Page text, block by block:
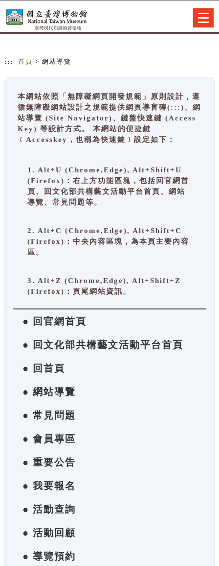
::: 首頁 > 網站導覽
本網站依照「無障礙網頁開發規範」原則設計，遵
循無障礙網站設計之規範提供網頁導盲磚(:::)、網
站導覽 (Site Navigator)、鍵盤快速鍵 (Access
Key) 等設計方式。 本網站的便捷鍵
﹝Accesskey，也稱為快速鍵﹞設定如下：
1. Alt+U (Chrome,Edge), Alt+Shift+U
(Firefox)：右上方功能區塊，包括回官網首
頁、回文化部共構藝文活動平台首頁、網站
導覽、常見問題等。
2. Alt+C (Chrome,Edge), Alt+Shift+C
(Firefox)：中央內容區塊，為本頁主要內容
區。
3. Alt+Z (Chrome,Edge), Alt+Shift+Z
(Firefox)：頁尾網站資訊。
● 回官網首頁
● 回文化部共構藝文活動平台首頁
● 回首頁
● 網站導覽
● 常見問題
● 會員專區
● 重要公告
● 我要報名
● 活動查詢
● 活動回顧
● 導覽預約